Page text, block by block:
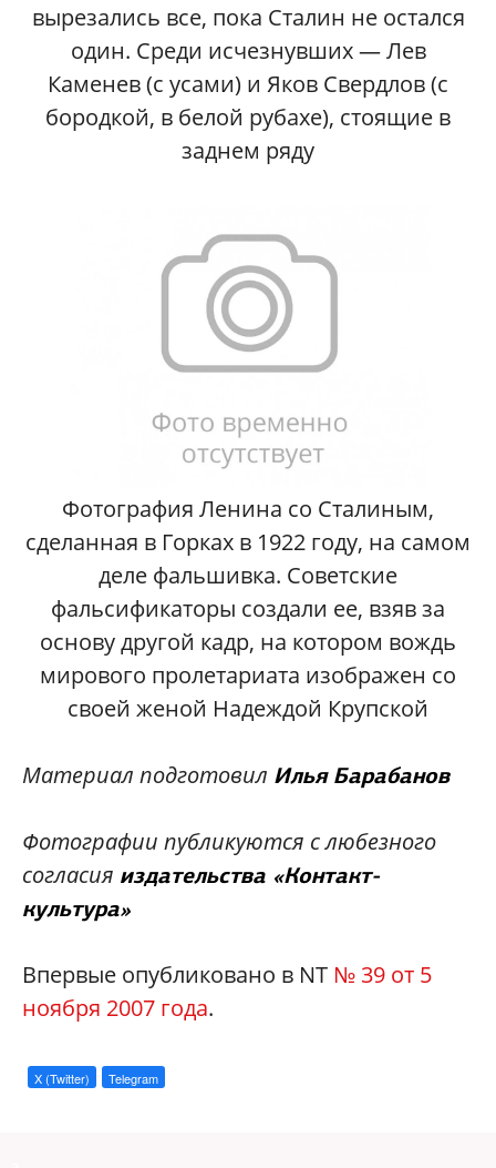
вырезались все, пока Сталин не остался
один. Среди исчезнувших — Лев
Каменев (с усами) и Яков Свердлов (с
бородкой, в белой рубахе), стоящие в
заднем ряду
Фотография Ленина со Сталиным,
сделанная в Горках в 1922 году, на самом
деле фальшивка. Советские
фальсификаторы создали ее, взяв за
основу другой кадр, на котором вождь
мирового пролетариата изображен со
своей женой Надеждой Крупской
Материал подготовил Илья Барабанов
Фотографии публикуются с любезного
согласия издательства «Контакт-
культура»
Впервые опубликовано в NT № 39 от 5
ноября 2007 года.
X (Twitter) Telegram